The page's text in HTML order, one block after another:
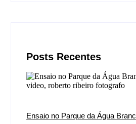
Posts Recentes
Ensaio no Parque da Água